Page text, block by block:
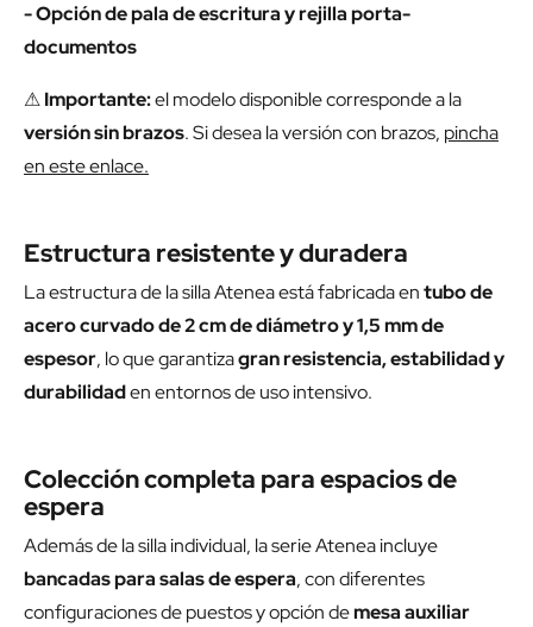
- Opción de pala de escritura y rejilla porta-
documentos
⚠Importante:el modelo disponible corresponde a la
versión sin brazos. Si desea la versión con brazos, pincha
en este enlace.
Estructura resistente y duradera
La estructura de la silla Atenea está fabricada entubo de
acero curvado de 2 cm de diámetro y 1,5 mm de
espesor, lo que garantizagran resistencia, estabilidad y
durabilidaden entornos de uso intensivo.
Colección completa para espacios de
espera
Además de la silla individual, la serie Atenea incluye
bancadas para salas de espera, con diferentes
configuraciones de puestos y opción demesa auxiliar